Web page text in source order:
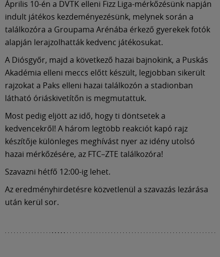
Április 10-én a DVTK elleni Fizz Liga-mérkőzésünk napján
indult játékos kezdeményezésünk, melynek során a
találkozóra a Groupama Arénába érkező gyerekek fotók
alapján lerajzolhatták kedvenc játékosukat.
A Diósgyőr, majd a következő hazai bajnokink, a Puskás
Akadémia elleni meccs előtt készült, legjobban sikerült
rajzokat a Paks elleni hazai találkozón a stadionban
látható óriáskivetítőn is megmutattuk.
Most pedig eljött az idő, hogy ti döntsetek a
kedvencekről! A három legtöbb reakciót kapó rajz
készítője különleges meghívást nyer az idény utolsó
hazai mérkőzésére, az FTC–ZTE találkozóra!
Szavazni hétfő 12:00-ig lehet.
Az eredményhirdetésre közvetlenül a szavazás lezárása
után kerül sor.
Shop
Múzeum
English